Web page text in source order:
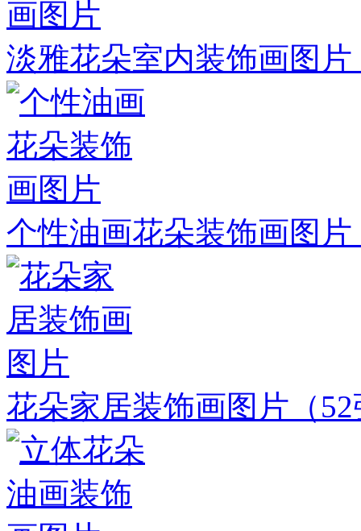
淡雅花朵室内装饰画图片
个性油画花朵装饰画图片
花朵家居装饰画图片 （